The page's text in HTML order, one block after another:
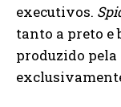
executivos.
tanto a preto e
produzido